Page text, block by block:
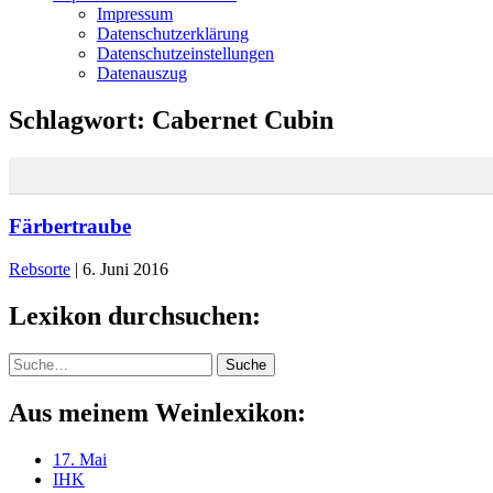
Impressum
Datenschutzerklärung
Datenschutzeinstellungen
Datenauszug
Schlagwort: Cabernet Cubin
Färbertraube
Rebsorte | 6. Juni 2016
Lexikon durchsuchen:
Suche Suche
Aus meinem Weinlexikon:
17. Mai
IHK